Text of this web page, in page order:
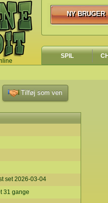
NY BRUGER
NY BRUGER
SPIL
Tilføj som ven
set2026-03-04
31 gange